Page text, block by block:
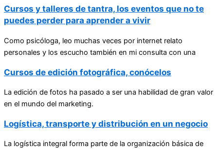
Cursos y talleres de tantra, los eventos que no te
puedes perder para aprender a vivir
Como psicóloga, leo muchas veces por internet relato
personales y los escucho también en mi consulta con una
Cursos de edición fotográfica, conócelos
La edición de fotos ha pasado a ser una habilidad de gran valor
en el mundo del marketing.
Logística, transporte y distribución en un negocio
La logística integral forma parte de la organización básica de